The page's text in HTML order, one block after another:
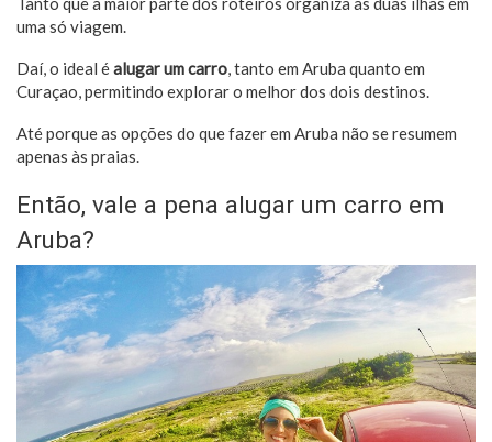
uma só viagem.
Daí, o ideal éalugar um carro, tanto em Aruba quanto em
Curaçao, permitindo explorar o melhor dos dois destinos.
Até porque as opções do que fazer em Aruba não se resumem
apenas às praias.
Então, vale a pena alugar um carro em
Aruba?